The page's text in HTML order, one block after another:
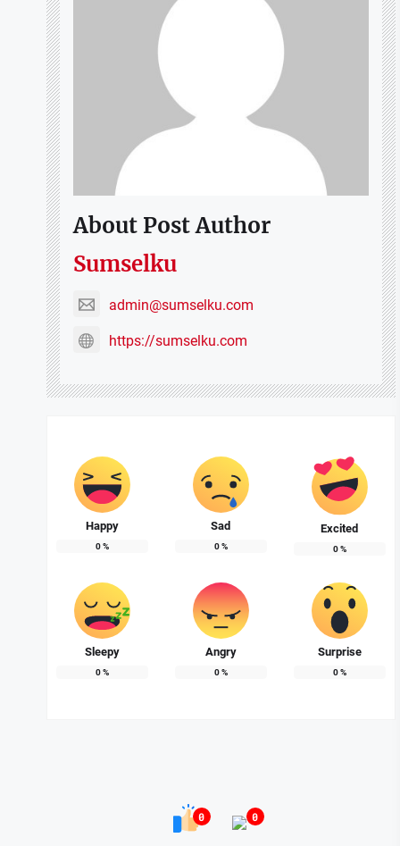
About Post Author
Sumselku
admin@sumselku.com
https://sumselku.com
Happy
0%
Sad
0%
Excited
0%
Sleepy
0%
Angry
0%
Surprise
0%
0 0